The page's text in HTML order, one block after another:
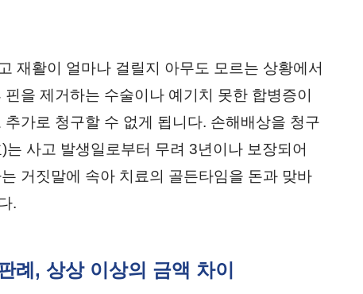
재활이 얼마나 걸릴지 아무도 모르는 상황에서
을 제거하는 수술이나 예기치 못한 합병증이
가로 청구할 수 없게 됩니다. 손해배상을 청구
사고 발생일로부터 무려 3년이나 보장되어
거짓말에 속아 치료의 골든타임을 돈과 맞바
.
례, 상상 이상의 금액 차이